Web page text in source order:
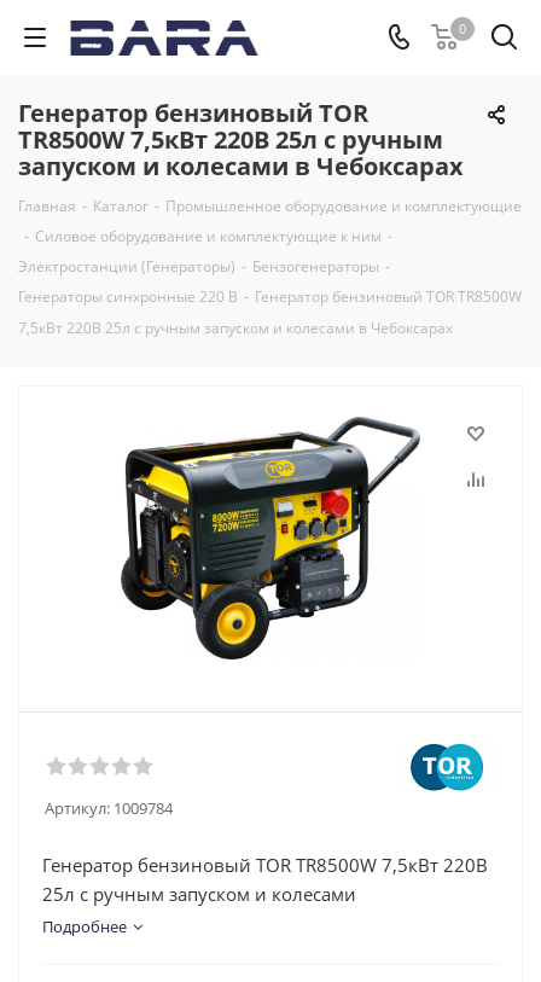
0
Генератор бензиновый TOR
TR8500W 7,5кВт 220В 25л с ручным
запуском и колесами в Чебоксарах
Главная - Каталог - Промышленное оборудование и комплектующие
- Силовое оборудование и комплектующие к ним -
Электростанции (Генераторы) - Бензогенераторы -
Генераторы синхронные 220 В - Генератор бензиновый TOR TR8500W
7,5кВт 220В 25л с ручным запуском и колесами в Чебоксарах
Артикул: 1009784
Генератор бензиновый TOR TR8500W 7,5кВт 220В
25л с ручным запуском и колесами
Подробнее